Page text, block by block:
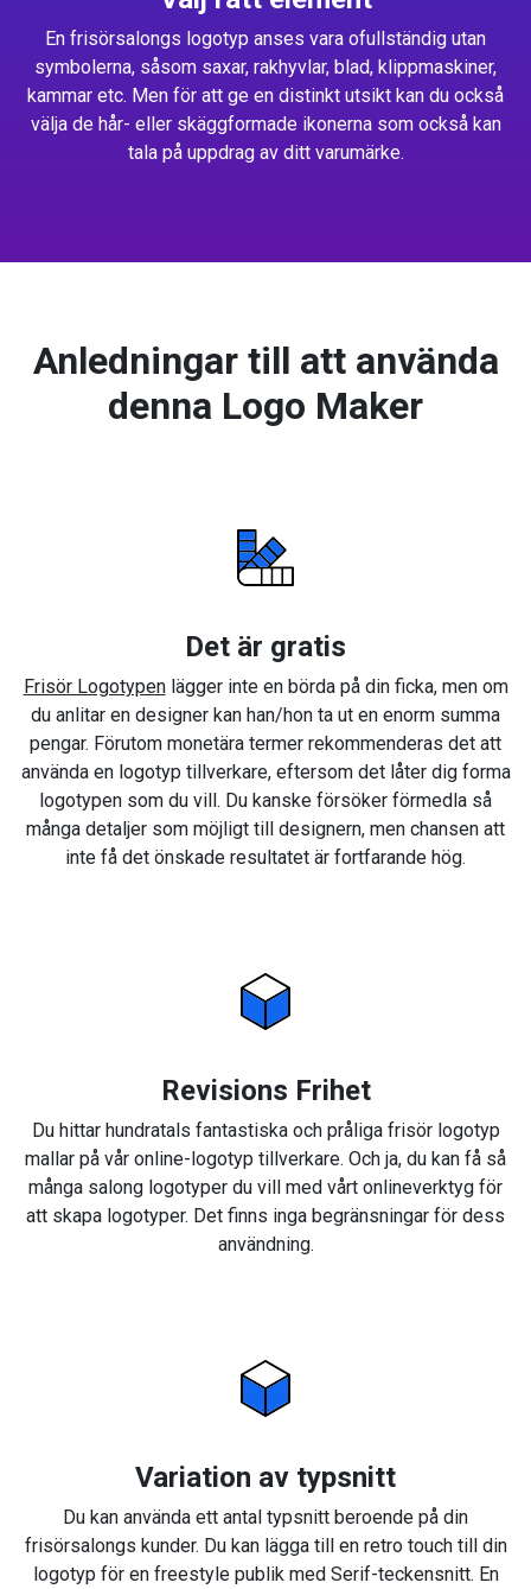
En frisörsalongs logotyp anses vara ofullständig utan
symbolerna, såsom saxar, rakhyvlar, blad, klippmaskiner,
kammar etc. Men för att ge en distinkt utsikt kan du också
välja de hår- eller skäggformade ikonerna som också kan
tala på uppdrag av ditt varumärke.
Anledningar till att använda
denna Logo Maker
Det är gratis
Frisör Logotypenlägger inte en börda på din ficka, men om
du anlitar en designer kan han/hon ta ut en enorm summa
pengar. Förutom monetära termer rekommenderas det att
använda en logotyp tillverkare, eftersom det låter dig forma
logotypen som du vill. Du kanske försöker förmedla så
många detaljer som möjligt till designern, men chansen att
inte få det önskade resultatet är fortfarande hög.
Revisions Frihet
Du hittar hundratals fantastiska och pråliga frisör logotyp
mallar på vår online-logotyp tillverkare. Och ja, du kan få så
många salong logotyper du vill med vårt onlineverktyg för
att skapa logotyper. Det finns inga begränsningar för dess
användning.
Variation av typsnitt
Du kan använda ett antal typsnitt beroende på din
frisörsalongs kunder. Du kan lägga till en retro touch till din
logotyp för en freestyle publik med Serif-teckensnitt. En